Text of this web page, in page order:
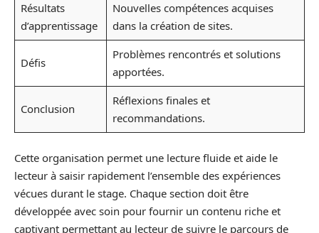
Résultats
d’apprentissage
Nouvelles compétences acquises
dans la création de sites.
Défis
Problèmes rencontrés et solutions
apportées.
Conclusion
Réflexions finales et
recommandations.
Cette organisation permet une lecture fluide et aide le
lecteur à saisir rapidement l’ensemble des expériences
vécues durant le stage. Chaque section doit être
développée avec soin pour fournir un contenu riche et
captivant permettant au lecteur de suivre le parcours de